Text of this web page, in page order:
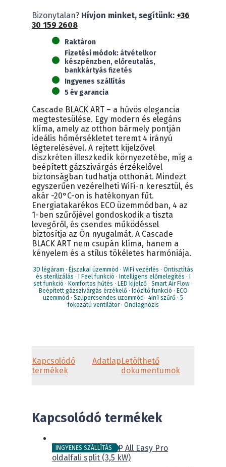
CWH18TBA
Black
mennyiség
Bizonytalan? Hívjon minket, segítünk: +36
30 159 2608
Raktáron
Fizetési módok: átvételkor
készpénzben, előreutalás,
bankkártyás fizetés
Ingyenes szállítás
5 év garancia
Cascade BLACK ART – a hűvös elegancia
megtestesülése. Egy modern és elegáns
klíma, amely az otthon bármely pontján
ideális hőmérsékletet teremt 4 irányú
légterelésével. A rejtett kijelzővel
diszkréten illeszkedik környezetébe, míg a
beépített gázszivárgás érzékelővel
biztonságban tudhatja otthonát. Mindezt
egyszerűen vezérelheti WiFi-n keresztül, és
akár -20°C-on is hatékonyan fűt.
Energiatakarékos ECO üzemmódban, 4 az
1-ben szűrőjével gondoskodik a tiszta
levegőről, és csendes működéssel
biztosítja az Ön nyugalmát. A Cascade
BLACK ART nem csupán klíma, hanem a
kényelem és a stílus tökéletes harmóniája.
3D légáram · Éjszakai üzemmód · WiFi vezérlés · Öntisztítás
és sterilizálás · I Feel funkció · Intelligens előmelegítés · I
set funkció · Komfortos hűtés · LED kijelző · Smart Air Flow ·
Beépített gázszivárgás érzékelő · Időzítő funkció · ECO
üzemmód · Szupercsendes üzemmód · 4in1 szűrő · 5
fokozatú ventilátor · Öndiagnózis
Kapcsolódó
termékek
AdatlapLetölthető
dokumentumok
Kapcsolódó termékek
INGYENES SZÁLLÍTÁS